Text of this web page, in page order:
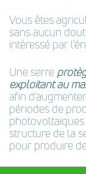
Vous êtes
sans aucun
intéressé par
Une serre
exploitant au
afin
périodes de
structure de la
pour produire